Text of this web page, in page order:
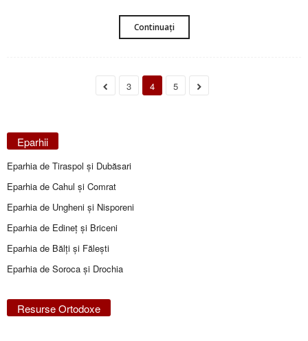
Continuați
3 4 5
Eparhii
Eparhia de Tiraspol și Dubăsari
Eparhia de Cahul și Comrat
Eparhia de Ungheni și Nisporeni
Eparhia de Edineţ şi Briceni
Eparhia de Bălţi şi Făleşti
Eparhia de Soroca și Drochia
Resurse Ortodoxe